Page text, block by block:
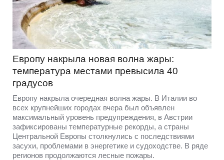
Европу накрыла новая волна жары:
температура местами превысила 40
градусов
Европу накрыла очередная волна жары. В Италии во
всех крупнейших городах вчера был объявлен
максимальный уровень предупреждения, в Австрии
зафиксированы температурные рекорды, а страны
Центральной Европы столкнулись с последствиями
засухи, проблемами в энергетике и судоходстве. В ряде
регионов продолжаются лесные пожары.